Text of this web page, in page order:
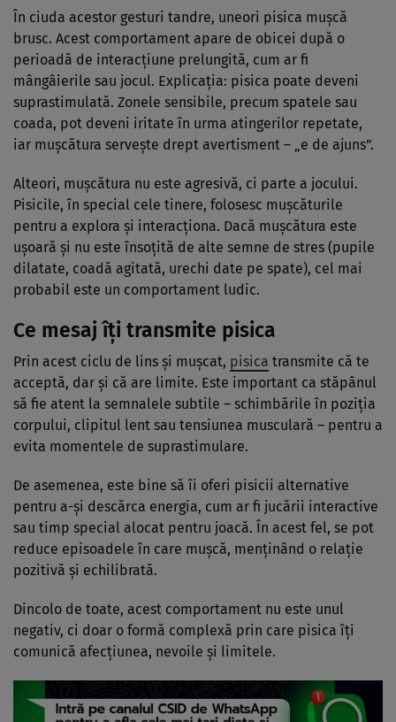
În ciuda acestor gesturi tandre, uneori pisica mușcă
brusc. Acest comportament apare de obicei după o
perioadă de interacțiune prelungită, cum ar fi
mângâierile sau jocul. Explicația: pisica poate deveni
suprastimulată. Zonele sensibile, precum spatele sau
coada, pot deveni iritate în urma atingerilor repetate,
iar mușcătura servește drept avertisment – „e de ajuns”.
Alteori, mușcătura nu este agresivă, ci parte a jocului.
Pisicile, în special cele tinere, folosesc mușcăturile
pentru a explora și interacționa. Dacă mușcătura este
ușoară și nu este însoțită de alte semne de stres (pupile
dilatate, coadă agitată, urechi date pe spate), cel mai
probabil este un comportament ludic.
Ce mesaj îți transmite pisica
Prin acest ciclu de lins și mușcat, pisica transmite că te
acceptă, dar și că are limite. Este important ca stăpânul
să fie atent la semnalele subtile – schimbările în poziția
corpului, clipitul lent sau tensiunea musculară – pentru a
evita momentele de suprastimulare.
De asemenea, este bine să îi oferi pisicii alternative
pentru a-și descărca energia, cum ar fi jucării interactive
sau timp special alocat pentru joacă. În acest fel, se pot
reduce episoadele în care mușcă, menținând o relație
pozitivă și echilibrată.
Dincolo de toate, acest comportament nu este unul
negativ, ci doar o formă complexă prin care pisica îți
comunică afecțiunea, nevoile și limitele.